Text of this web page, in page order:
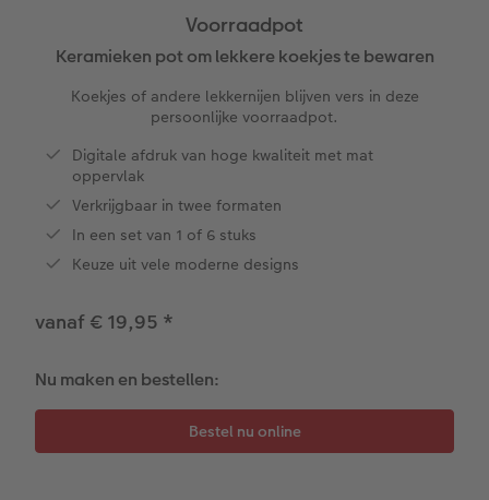
XXL Liggend
Compact Liggend
Compact Vierkant
Kids
Papiersoorten
Kaftsoorten
Reliëfopdruk
Mini retro prints
Square prints
Fine art prints
Mini prints
Foto in lijst
Premium poster
Fotostickers
Foto op forex
Foto op hout
Foto op hexxas
Meerluik
Alle extra's
Papiersoorten
Fineline wandkalender
Om op te schrijven
Met designs
Making Memories Wandkalenders
Alle extra's
Textiel
Fotomagneten
Dierencadeaus
Telefoonhoesjes
Fotogeschenkboxen
Art prints
Trouwkaarten
Babykaarten
Verjaardagskaarten
Communiekaarten
Alle thema's
Met reliëfopdruk
Voorraadpot
Keramieken pot om lekkere koekjes te bewaren
Koekjes of andere lekkernijen blijven vers in deze
persoonlijke voorraadpot.
Digitale afdruk van hoge kwaliteit met mat
oppervlak
Verkrijgbaar in twee formaten
In een set van 1 of 6 stuks
Keuze uit vele moderne designs
vanaf € 19,95 *
Nu maken en bestellen: